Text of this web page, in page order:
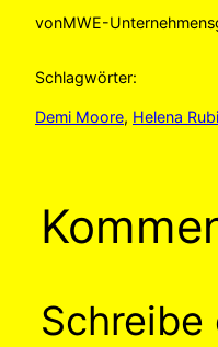
vonMWE-
Schlagwörter:
Demi Moore, Helena
Schreibe